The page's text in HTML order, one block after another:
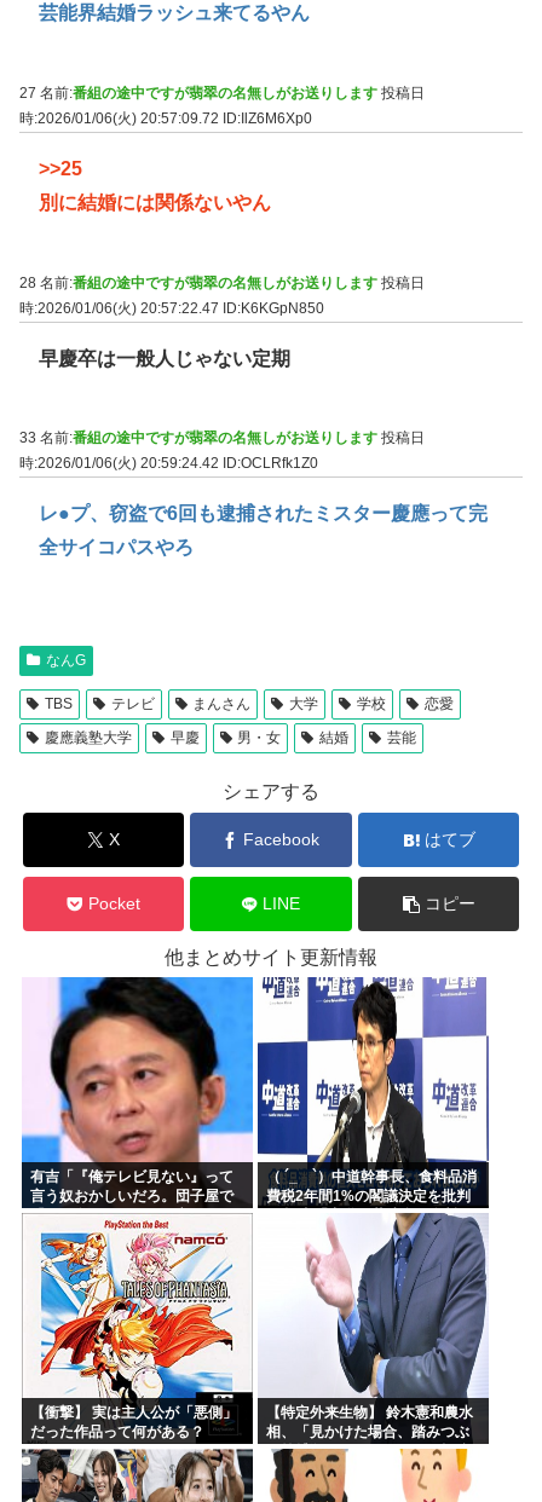
芸能界結婚ラッシュ来てるやん
27 名前:番組の途中ですが翡翠の名無しがお送りします 投稿日
時:2026/01/06(火) 20:57:09.72
ID:IlZ6M6Xp0
>>25
別に結婚には関係ないやん
28 名前:番組の途中ですが翡翠の名無しがお送りします 投稿日
時:2026/01/06(火) 20:57:22.47 ID:K6KGpN850
早慶卒は一般人じゃない定期
33 名前:番組の途中ですが翡翠の名無しがお送りします 投稿日
時:2026/01/06(火) 20:59:24.42
ID:OCLRfk1Z0
レ●プ、窃盗で6回も逮捕されたミスター慶應って完
全サイコパスやろ
なんG
TBS テレビ まんさん 大学 学校
恋愛
慶應義塾大学
早慶 男・女 結婚 芸能
シェアする
X Facebook はてブ
Pocket LINE コピー
他まとめサイト更新情報
有吉「『俺テレビ見ない』って
言う奴おかしいだろ。団子屋で
『団子食べない』って言うか？
こっちは芸人だぞ」
（ ´_ゝ`）中道幹事長、食料品消
費税2年間1%の閣議決定を批判
→ 記者「中道改革連合は食料品
消費税ゼロを公約に掲げていた
が？」→ 階猛氏「
【衝撃】 実は主人公が「悪側」
だった作品って何がある？
【特定外来生物】 鈴木憲和農水
相、「見かけた場合、踏みつぶ
す等捕殺をお願いします」投稿
が反響